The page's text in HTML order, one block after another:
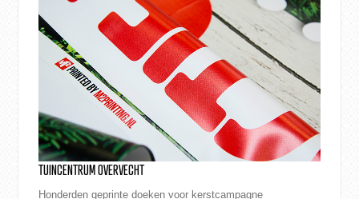
TUINCENTRUM OVERVECHT
Honderden geprinte doeken voor kerstcampagne